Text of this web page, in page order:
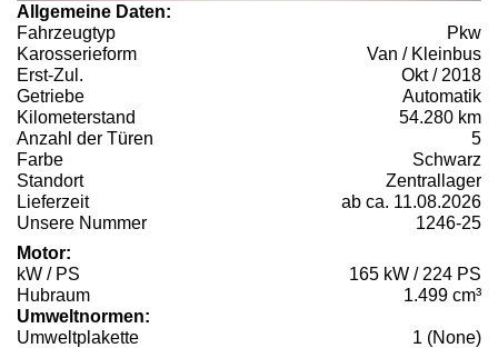
Allgemeine Daten:
Fahrzeugtyp
Pkw
Karosserieform
Van / Kleinbus
Erst-Zul.
Okt / 2018
Getriebe
Automatik
Kilometerstand
54.280 km
Anzahl der Türen
5
Farbe
Schwarz
Standort
Zentrallager
Lieferzeit
ab ca. 11.08.2026
Unsere Nummer
1246-25
Motor:
kW / PS
165 kW / 224 PS
Hubraum
1.499 cm³
Umweltnormen:
Umweltplakette
1 (None)